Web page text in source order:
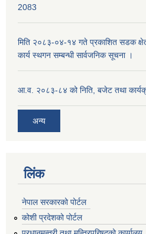
2083
मिति २०८३-०४-१४ गते प्रकाशित सडक
कार्य स्थगन सम्बन्धी सार्वजनिक सूचना ।
आ.व. २०८३-८४ को निति, बजेट तथा
अन्य
लिंक
नेपाल सरकारको पोर्टल
कोशी प्रदेशको पोर्टल